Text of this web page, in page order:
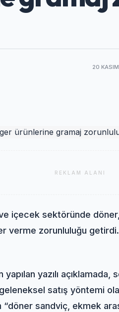
20
REKLAM ALANI
içecek sektöründe
verme zorunluluğu getirdi.
yapılan yazılı
satış yöntemi
“döner sandviç, ekmek